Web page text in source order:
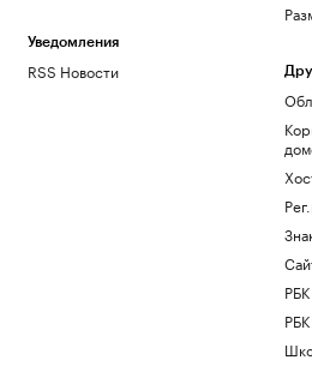
Уведомления
RSS Новости